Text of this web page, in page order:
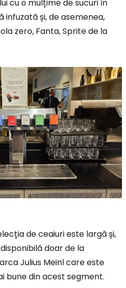
cu o mulțime de sucuri în
infuzată și, de asemenea,
zero, Fanta, Sprite de la
de ceaiuri este largă și,
doar de la
Julius Meinl care este
bune din acest segment.